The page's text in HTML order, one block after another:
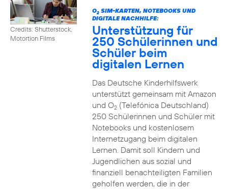
Credits: Shutterstock,
Motortion Films
O2SIM-KARTEN, NOTEBOOKS UND
DIGITALE NACHHILFE:
Unterstützung für
250 Schülerinnen und
Schüler beim
digitalen Lernen
Das Deutsche Kinderhilfswerk
unterstützt gemeinsam mit Amazon
und O2(Telefónica Deutschland)
250 Schülerinnen und Schüler mit
Notebooks und kostenlosem
Internetzugang beim digitalen
Lernen. Damit soll Kindern und
Jugendlichen aus sozial und
finanziell benachteiligten Familien
geholfen werden, die in der